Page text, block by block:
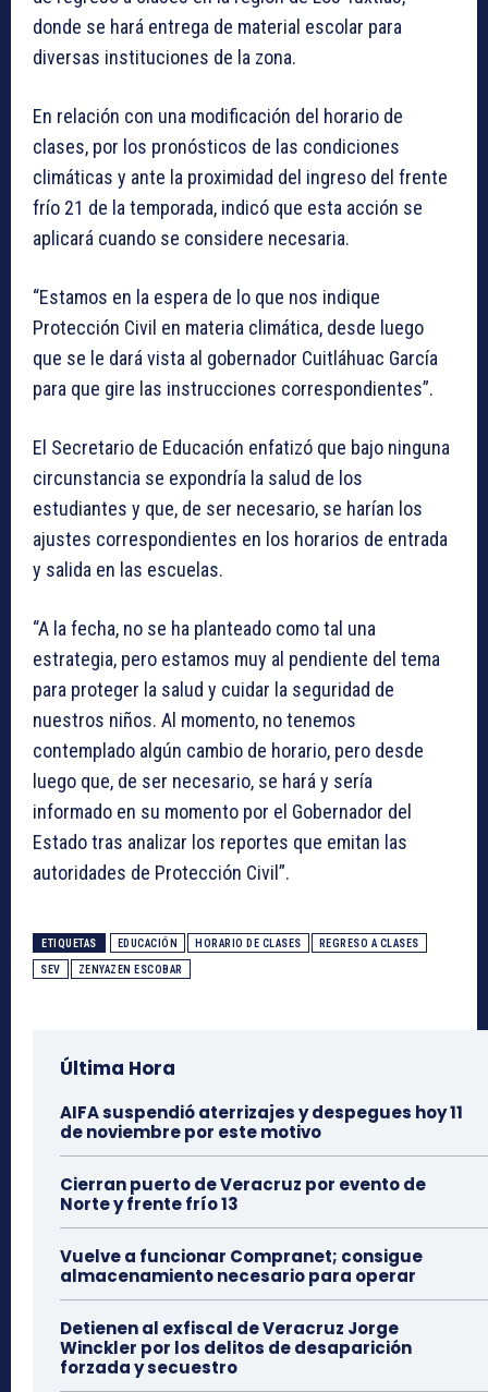
donde se hará entrega de material escolar para
diversas instituciones de la zona.
En relación con una modificación del horario de
clases, por los pronósticos de las condiciones
climáticas y ante la proximidad del ingreso del frente
frío 21 de la temporada, indicó que esta acción se
aplicará cuando se considere necesaria.
“Estamos en la espera de lo que nos indique
Protección Civil en materia climática, desde luego
que se le dará vista al gobernador Cuitláhuac García
para que gire las instrucciones correspondientes”.
El Secretario de Educación enfatizó que bajo ninguna
circunstancia se expondría la salud de los
estudiantes y que, de ser necesario, se harían los
ajustes correspondientes en los horarios de entrada
y salida en las escuelas.
“A la fecha, no se ha planteado como tal una
estrategia, pero estamos muy al pendiente del tema
para proteger la salud y cuidar la seguridad de
nuestros niños. Al momento, no tenemos
contemplado algún cambio de horario, pero desde
luego que, de ser necesario, se hará y sería
informado en su momento por el Gobernador del
Estado tras analizar los reportes que emitan las
autoridades de Protección Civil”.
ETIQUETAS EDUCACIÓN HORARIO DE CLASES REGRESO A CLASES
SEV ZENYAZEN ESCOBAR
Última Hora
AIFA suspendió aterrizajes y despegues hoy 11
de noviembre por este motivo
Cierran puerto de Veracruz por evento de
Norte y frente frío 13
Vuelve a funcionar Compranet; consigue
almacenamiento necesario para operar
Detienen al exfiscal de Veracruz Jorge
Winckler por los delitos de desaparición
forzada y secuestro